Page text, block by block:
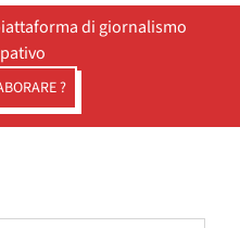
di giornalismo
?